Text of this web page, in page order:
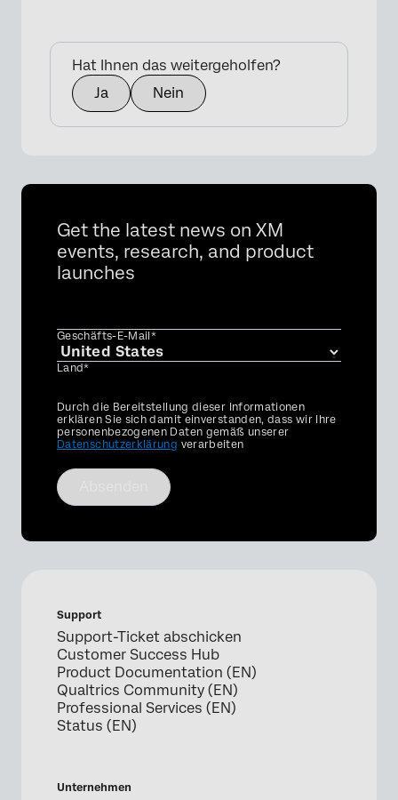
Hat Ihnen das weitergeholfen?
Ja
Nein
Get the latest news on XM
events, research, and product
launches
Geschäfts-E-Mail*
Land*
Privacy
Optin
Durch die Bereitstellung dieser Informationen
erklären Sie sich damit einverstanden, dass wir Ihre
personenbezogenen Daten gemäß unserer
Datenschutzerklärung verarbeiten
Support
Support-Ticket abschicken
Customer Success Hub
Product Documentation (EN)
Qualtrics Community (EN)
Professional Services (EN)
Status (EN)
Unternehmen